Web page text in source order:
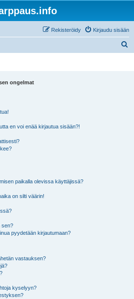
Kirjaudu sisään
Rekisteröidy
ongelmat
en voi enää kirjautua sisään?!
paikalla olevissa käyttäjissä?
on silti väärin!
sen?
pyydetään kirjautumaan?
vastauksen?
kyselyyn?